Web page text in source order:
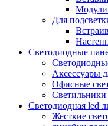
Модули
Для
Светодиодные
Аксессуары
Офисные
Светодиодная led
Жесткие